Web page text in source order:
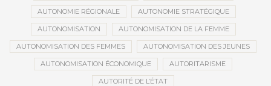
AUTONOMIE RÉGIONALE AUTONOMIE STRATÉGIQUE
AUTONOMISATION AUTONOMISATION DE LA FEMME
AUTONOMISATION DES FEMMES AUTONOMISATION DES JEUNES
AUTONOMISATION ÉCONOMIQUE AUTORITARISME
AUTORITÉ DE L’ÉTAT